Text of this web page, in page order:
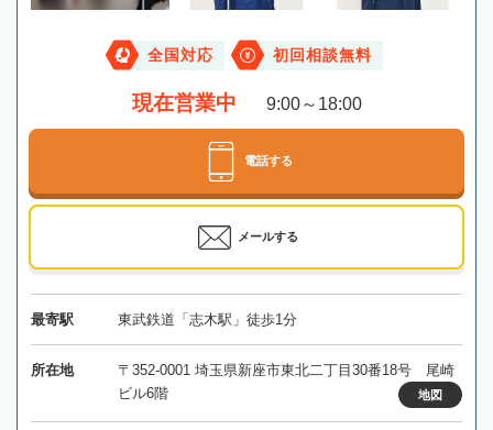
全国対応 初回相談無料
現在営業中 9:00～18:00
電話する
メールする
最寄駅 東武鉄道「志木駅」徒歩1分
所在地
〒352-0001 埼玉県新座市東北二丁目30番18号 尾崎
ビル6階
地図